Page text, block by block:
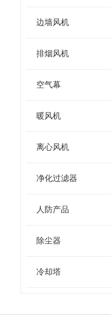
边墙风机
排烟风机
空气幕
暖风机
离心风机
净化过滤器
人防产品
除尘器
冷却塔